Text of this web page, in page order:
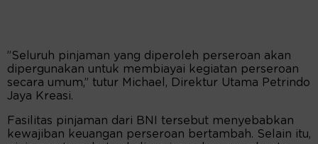
”Seluruh pinjaman yang diperoleh perseroan akan
dipergunakan untuk membiayai kegiatan perseroan
secara umum,” tutur Michael, Direktur Utama Petrindo
Jaya Kreasi.
Fasilitas pinjaman dari BNI tersebut menyebabkan
kewajiban keuangan perseroan bertambah. Selain itu,